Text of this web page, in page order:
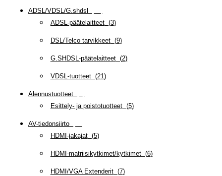
ADSL/VDSL/G.shdsl
ADSL-päätelaitteet(3)
DSL/Telco tarvikkeet(9)
G.SHDSL-päätelaitteet(2)
VDSL-tuotteet(21)
Alennustuotteet(
Esittely- ja poistotuotteet(5)
AV-tiedonsiirto(
HDMI-jakajat(5)
HDMI-matriisikytkimet/kytkimet(6)
HDMI/VGA Extenderit(7)